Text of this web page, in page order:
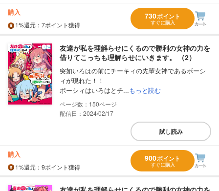
購入
1%還元 ：7ポイント獲得
730ポイント
すぐに購入
友達が私を理解らせにくるので勝利の女神の力を
借りてこっちも理解らせにいきます。 （2）
突如いろはの前にチーキィの先輩女神であるボーシ
ィが現れた！！
ボーシィはいろはとチ...もっと読む
150
配信日：2024/02/17
試し読み
購入
1%還元 ：9ポイント獲得
900ポイント
すぐに購入